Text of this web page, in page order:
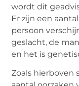
wordt dit
Er zijn een
persoon
geslacht, de
en het is
Zoals hierboven